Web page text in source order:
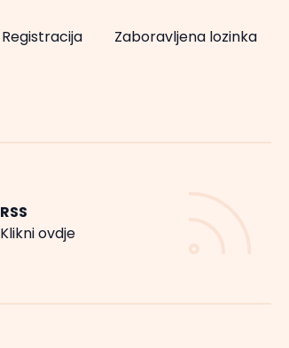
Registracija Zaboravljena lozinka
RSS
Klikni ovdje